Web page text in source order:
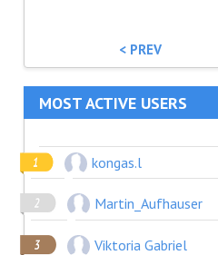
< PREV
MOST ACTIVE USERS
kongas.l
Martin_Aufhauser
Viktoria Gabriel